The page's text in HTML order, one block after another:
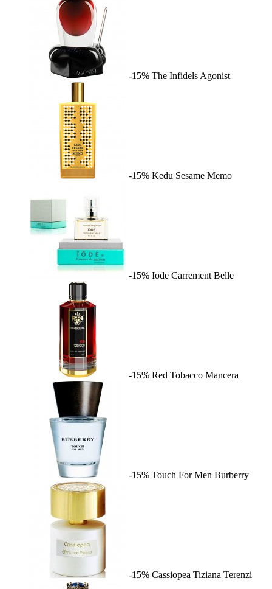
-15% The Infidels Agonist
-15% Kedu Sesame Memo
-15% Iode Carrement Belle
-15% Red Tobacco Mancera
-15% Touch For Men Burberry
-15% Cassiopea Tiziana Terenzi